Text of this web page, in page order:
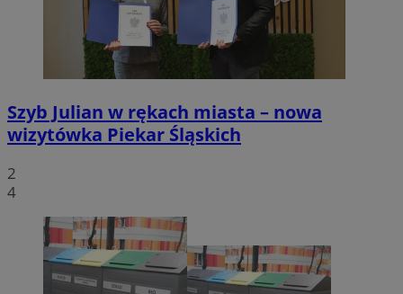
Szyb Julian w rękach miasta – nowa
wizytówka Piekar Śląskich
2
4